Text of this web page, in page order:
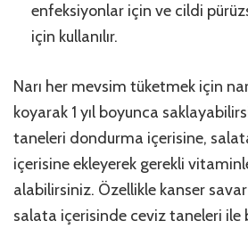
enfeksiyonlar için ve cildi
için kullanılır.
Narı her mevsim tüketmek için
koyarak 1 yıl boyunca
taneleri dondurma içerisine,
içerisine ekleyerek gerekli
alabilirsiniz. Özellikle kanser
salata içerisinde ceviz taneleri ile